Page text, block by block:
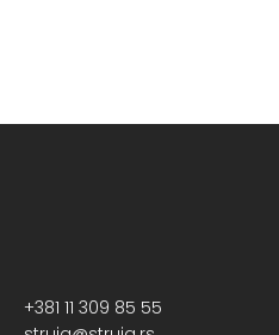
+381 11 309 85 55